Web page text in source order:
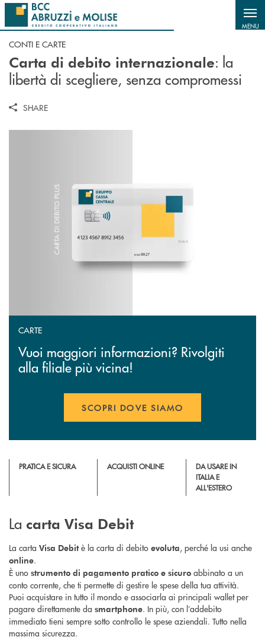
Salta al contenuto principale
MENU
CONTI E CARTE
Carta di debito internazionale: la
libertà di scegliere, senza compromessi
SHARE
CARTE
Vuoi maggiori informazioni? Rivolgiti
alla filiale più vicina!
SCOPRI DOVE SIAMO
PRATICA E SICURA ACQUISTI ONLINE
DA USARE IN
ITALIA E
ALL'ESTERO
La carta Visa Debit
La carta Visa Debit è la carta di debito evoluta, perché la usi anche
online.
È uno strumento di pagamento pratico e sicuro abbinato a un
conto corrente, che ti permette di gestire le spese della tua attività.
Puoi acquistare in tutto il mondo e associarla ai principali wallet per
pagare direttamente da smartphone. In più, con l’addebito
immediato tieni sempre sotto controllo le spese aziendali. Tutto nella
massima sicurezza.